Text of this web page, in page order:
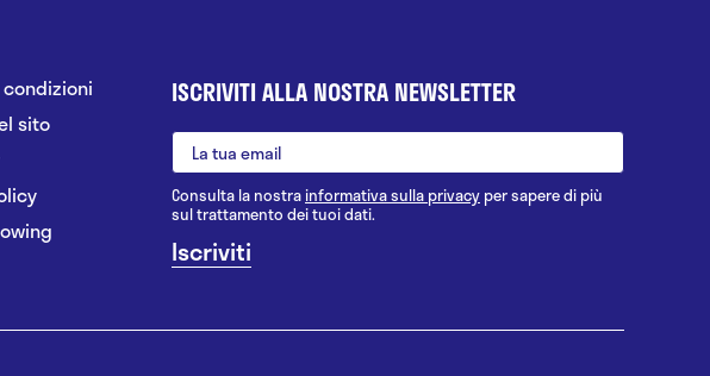
sito
ISCRIVITI ALLA NOSTRA NEWSLETTER
Consulta la nostrainformativa sulla privacy per sapere di più
sul trattamento dei tuoi dati.